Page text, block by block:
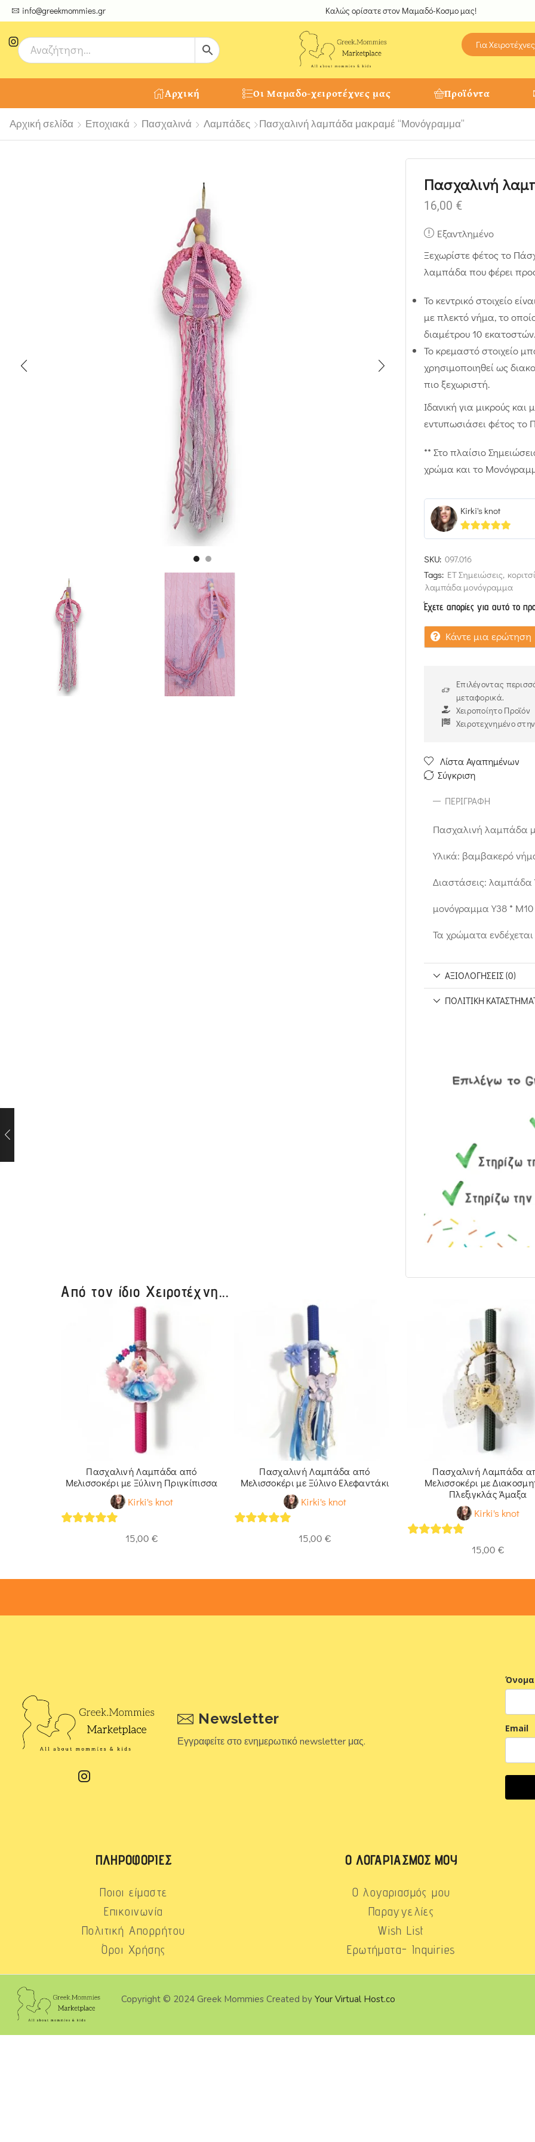
info@greekmommies.gr
μοναδικές δημιουργίες από τους Χειροτέχνες μας! Καλώς ορίσατε στον Μαμαδό-Κοσμο μας!
Για Χειροτέχνες
Αρχική Οι Μαμαδο-χειροτέχνες μας Προϊόντα
Αρχική σελίδα Εποχιακά Πασχαλινά Λαμπάδες Πασχαλινή λαμπάδα μακραμέ “Μονόγραμμα”
Πασχαλινή
16,00 €
Εξαντλημένο
Ξεχωρίστε φέτος το
λαμπάδα που φέρει
Το κεντρικό στοιχείο
με πλεκτό νήμα, το
διαμέτρου 10 εκατοστών.
Το κρεμαστό στοιχείο
χρησιμοποιηθεί ως
πιο ξεχωριστή.
Ιδανική για μικρούς
εντυπωσιάσει φέτος το
** Στο πλαίσιο
χρώμα και το
Kirki's knot
5out of 5
SKU: 097.016
Tags: ΕΤ Σημειώσεις,
λαμπάδα μονόγραμμα
Έχετε απορίες για αυτό το
Κάντε μια ερώτηση
Επιλέγοντας
μεταφορικά.
Χειροποίητο Προϊόν
Χειροτεχνημένο
Λίστα Αγαπημένων
Σύγκριση
ΠΕΡΙΓΡΑΦΉ
Πασχαλινή λαμπάδα
Υλικά: βαμβακερό
Διαστάσεις: λαμπάδα
μονόγραμμα Υ38 * Μ10
Τα χρώματα
ΑΞΙΟΛΟΓΉΣΕΙΣ (0)
ΠΟΛΙΤΙΚΉ
Από τον ίδιο Χειροτέχνη...
Πασχαλινή Λαμπάδα από
Μελισσοκέρι με Ξύλινη Πριγκίπισσα
Kirki's knot
15,00 €
Πασχαλινή Λαμπάδα από
Μελισσοκέρι με Ξύλινο Ελεφαντάκι
Kirki's knot
15,00 €
Πασχαλινή Λαμπάδα
Μελισσοκέρι με
Πλεξιγκλάς Άμαξα
Kirki's knot
15,00 €
Newsletter
Εγγραφείτε στο ενημερωτικό newsletter μας.
Όνομα
Email
ΠΛΗΡΟΦΟΡΊΕΣ
Ποιοι είμαστε
Επικοινωνία
Πολιτική Απορρήτου
Όροι Χρήσης
Ο ΛΟΓΑΡΙΑΣΜΌΣ ΜΟΥ
Ο λογαριασμός μου
Παραγγελίες
Wish List
Ερωτήματα- Inquiries
Copyright © 2024 Greek Mommies Created byYour Virtual Host.co